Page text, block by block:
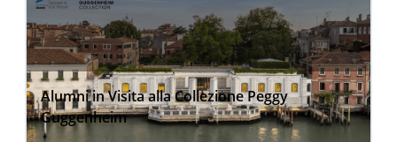
Alumni in Visita alla Collezione Peggy
Guggenheim